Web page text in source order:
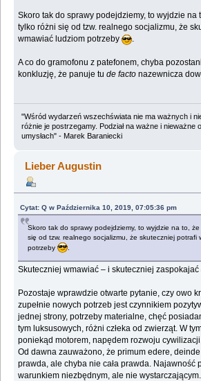
Skoro tak do sprawy podejdziemy, to wyjdzie na
tylko różni się od tzw. realnego socjalizmu, że
wmawiać ludziom potrzeby
A co do gramofonu z patefonem, chyba
konkluzję, że panuje tude facto nazewnicza
"Wśród wydarzeń wszechświata nie ma ważnych i
różnie je postrzegamy. Podział na ważne i nieważne
umysłach" - Marek Baraniecki
Lieber Augustin
Cytat: Q w Października 10, 2019, 07:05:36 pm
Skoro tak do sprawy podejdziemy, to wyjdzie na to,
się od tzw. realnego socjalizmu, że skuteczniej potrafi
potrzeby
Skuteczniej wmawiać – i skuteczniej zaspokajać
Pozostaje wprawdzie otwarte pytanie, czy owo
zupełnie nowych potrzeb jest czynnikiem
jednej strony, potrzeby materialne, chęć
tym luksusowych, różni człeka od zwierząt. W
poniekąd motorem, napędem rozwoju
Od dawna zauważono, że primum edere,
prawda, ale chyba nie cała prawda. Najawność
warunkiem niezbędnym, ale nie